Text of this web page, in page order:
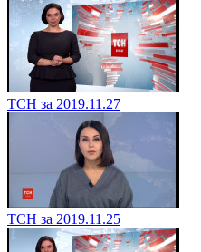
ТСН за 2019.11.27
ТСН за 2019.11.25